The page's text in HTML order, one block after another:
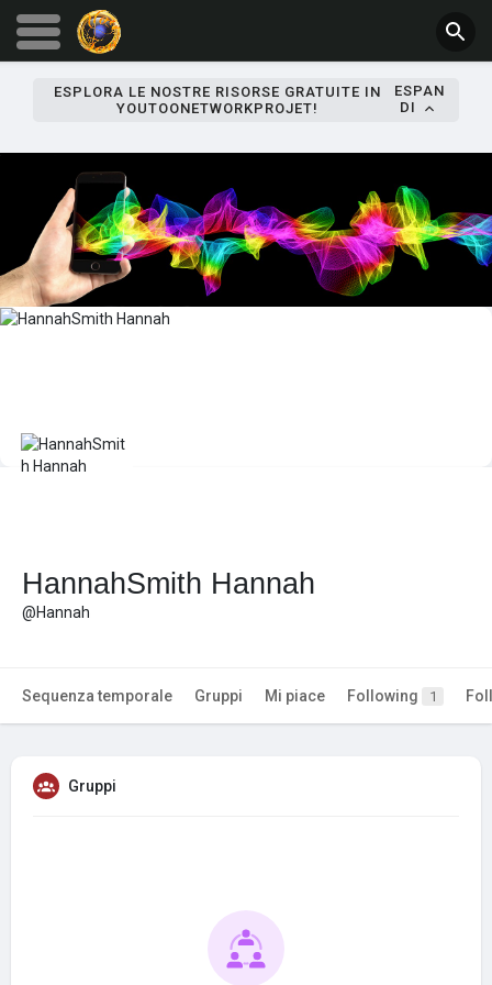
ESPLORA LE NOSTRE RISORSE GRATUITE IN
YOUTOONETWORKPROJET!
ESPAN
DI
HannahSmith Hannah
@Hannah
Sequenza temporale Gruppi Mi piace Following 1
Gruppi